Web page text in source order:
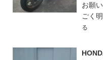
お願
ごく
る